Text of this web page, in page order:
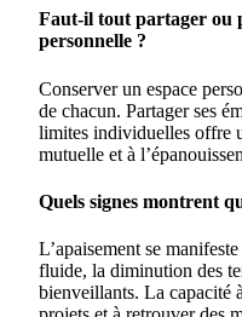
Faut-il tout partager ou
personnelle ?
Conserver un espace
de chacun. Partager ses
limites individuelles offre
mutuelle et à
Quels signes montrent
L’apaisement se
fluide, la diminution des
bienveillants. La capacité